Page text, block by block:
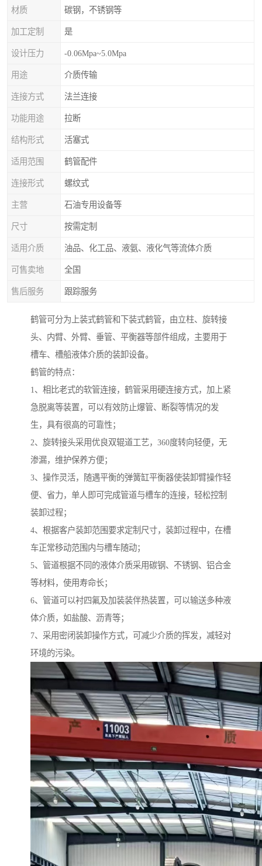
材质 碳钢，不锈钢等
加工定制 是
设计压力 -0.06Mpa~5.0Mpa
用途 介质传输
连接方式 法兰连接
功能用途 拉断
结构形式 活塞式
适用范围 鹤管配件
连接形式 螺纹式
主营 石油专用设备等
尺寸 按需定制
适用介质 油品、化工品、液氨、液化气等流体介质
可售卖地 全国
售后服务 跟踪服务
鹤管可分为上装式鹤管和下装式鹤管，由立柱、旋转接
头、内臂、外臂、垂管、平衡器等部件组成，主要用于
槽车、槽船液体介质的装卸设备。
鹤管的特点：
1、相比老式的软管连接，鹤管采用硬连接方式，加上紧
急脱离等装置，可以有效防止爆管、断裂等情况的发
生，具有很高的可靠性；
2、旋转接头采用优良双辊道工艺，360度转向轻便，无
渗漏，维护保养方便；
3、操作灵活，随遇平衡的弹簧缸平衡器使装卸臂操作轻
便、省力，单人即可完成管道与槽车的连接，轻松控制
装卸过程；
4、根据客户装卸范围要求定制尺寸，装卸过程中，在槽
车正常移动范围内与槽车随动；
5、管道根据不同的液体介质采用碳钢、不锈钢、铝合金
等材料，使用寿命长；
6、管道可以衬四氟及加装装伴热装置，可以输送多种液
体介质，如盐酸、沥青等；
7、采用密闭装卸操作方式，可减少介质的挥发，减轻对
环境的污染。